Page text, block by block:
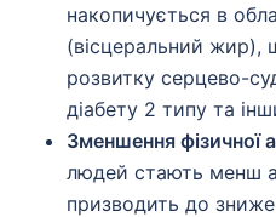
накопичується в
(вісцеральний жир),
розвитку серцево-
діабету 2 типу та
Зменшення фізичної
людей стають менш
призводить до